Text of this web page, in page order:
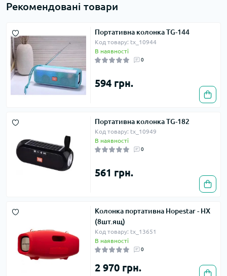
Рекомендовані товари
Портативна колонка TG-144
Код товару: tx_10944
В наявності
0
594 грн.
Портативна колонка TG-182
Код товару: tx_10949
В наявності
0
561 грн.
Колонка портативна Hopestar - HX
(8шт.ящ)
Код товару: tx_13651
В наявності
0
2 970 грн.